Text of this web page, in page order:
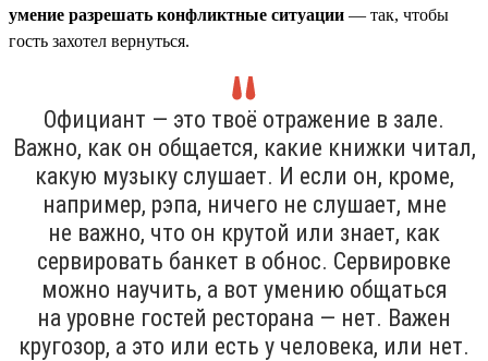
умение разрешать конфликтные ситуации — так, чтобы
гость захотел вернуться.
Официант — это твоё отражение в зале.
Важно, как он общается, какие книжки читал,
какую музыку слушает. И если он, кроме,
например, рэпа, ничего не слушает, мне
не важно, что он крутой или знает, как
сервировать банкет в обнос. Сервировке
можно научить, а вот умению общаться
на уровне гостей ресторана — нет. Важен
кругозор, а это или есть у человека, или нет.